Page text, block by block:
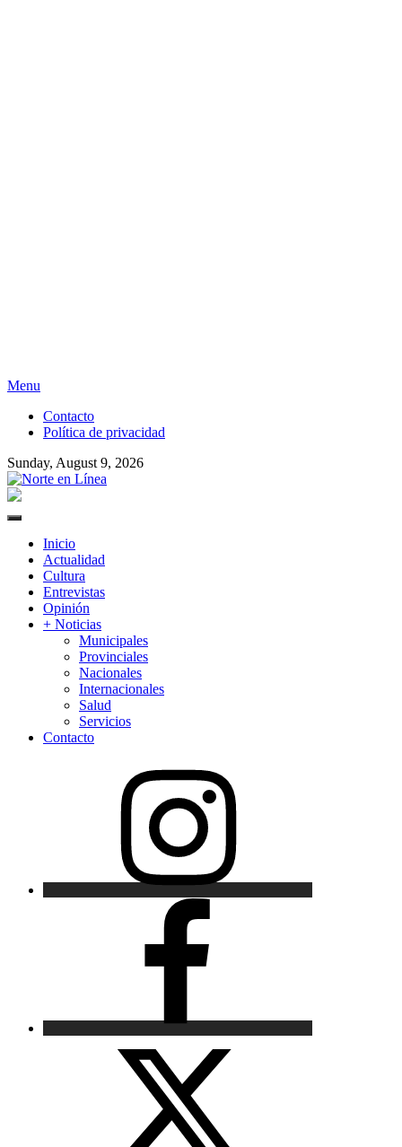
Skip
content
Menu
Contacto
Política de privacidad
Sunday, August 9, 2026
Primary
Inicio
Actualidad
Cultura
Entrevistas
Opinión
+ Noticias
Municipales
Provinciales
Nacionales
Internacionales
Salud
Servicios
Contacto